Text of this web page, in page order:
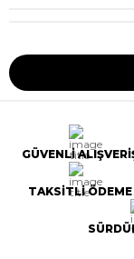
GÜVENLİ
TAKSİTLİ ÖDEME